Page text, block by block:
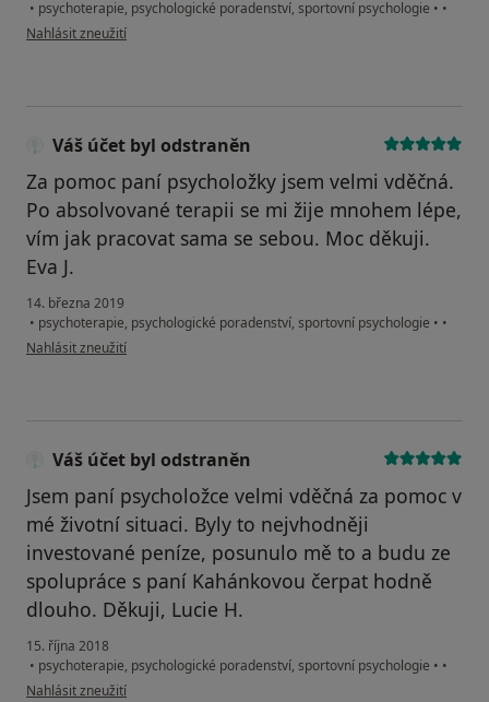
• psychoterapie, psychologické poradenství, sportovní psychologie • •
podle názoru uživatele Váš účet byl odstraněn
Nahlásit zneužití
Váš účet byl odstraněn
Za pomoc paní psycholožky jsem velmi vděčná.
Po absolvované terapii se mi žije mnohem lépe,
vím jak pracovat sama se sebou. Moc děkuji.
Eva J.
14. března 2019
• psychoterapie, psychologické poradenství, sportovní psychologie • •
podle názoru uživatele Váš účet byl odstraněn
Nahlásit zneužití
Váš účet byl odstraněn
Jsem paní psycholožce velmi vděčná za pomoc v
mé životní situaci. Byly to nejvhodněji
investované peníze, posunulo mě to a budu ze
spolupráce s paní Kahánkovou čerpat hodně
dlouho. Děkuji, Lucie H.
15. října 2018
• psychoterapie, psychologické poradenství, sportovní psychologie • •
podle názoru uživatele Váš účet byl odstraněn
Nahlásit zneužití